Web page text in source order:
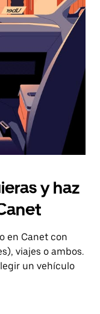
y haz
en Canet con
viajes o ambos.
un vehículo